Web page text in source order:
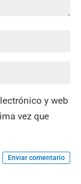
y web
vez que
Enviar comentario